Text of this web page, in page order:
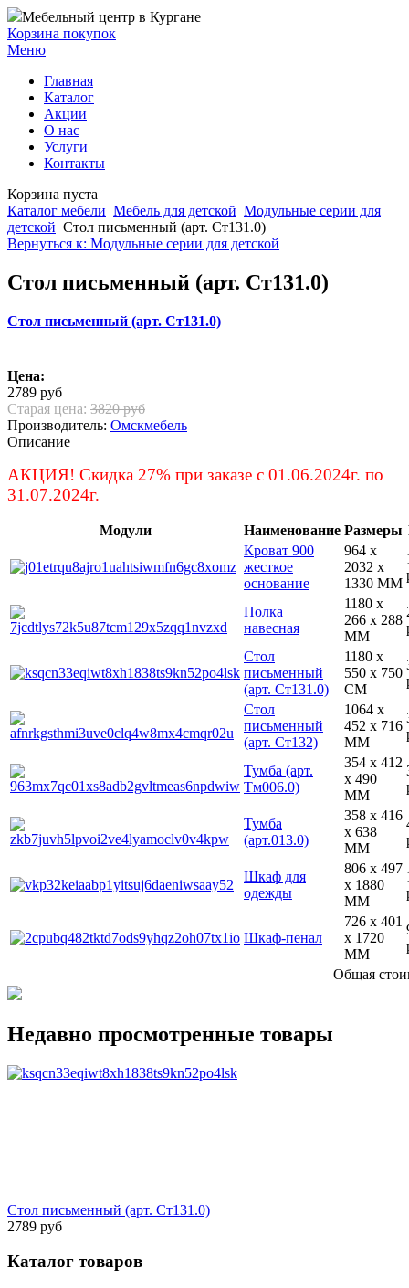
Мебельный центр в Кургане
Корзина покупок
Меню
Главная
Каталог
Акции
О нас
Услуги
Контакты
Корзина пуста
Каталог мебели Мебель для детской Модульные серии для
детской Стол письменный (арт. Ст131.0)
Вернуться к: Модульные серии для детской
Стол письменный (арт. Ст131.0)
Стол письменный (арт. Ст131.0)
Цена:
2789 руб
Старая цена: 3820 руб
Производитель: Омскмебель
Описание
АКЦИЯ! Скидка 27% при заказе с 01.06.2024г. по
31.07.2024г.
Модули Наименование Размеры
Кроват 900
жесткое
основание
964 x
2032 x
1330 MM
Полка
навесная
1180 x
266 x 288
MM
Стол
письменный
(арт. Ст131.0)
1180 x
550 x 750
CM
Стол
письменный
(арт. Ст132)
1064 x
452 x 716
MM
Тумба (арт.
Тм006.0)
354 x 412
x 490
MM
Тумба
(арт.013.0)
358 x 416
x 638
MM
Шкаф для
одежды
806 x 497
x 1880
MM
Шкаф-пенал
726 x 401
x 1720
MM
Общая
Недавно просмотренные товары
Стол письменный (арт. Ст131.0)
2789 руб
Каталог товаров